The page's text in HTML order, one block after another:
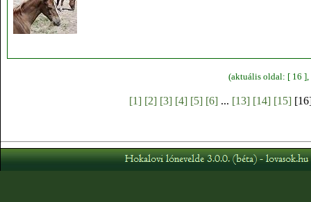
(aktuális oldal: [ 16 ],
[1] [2] [3] [4] [5] [6] ... [13] [14] [15]